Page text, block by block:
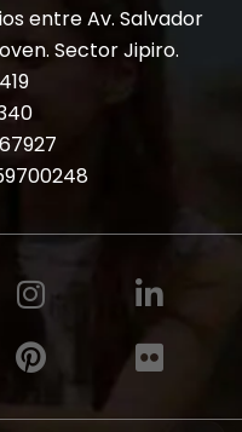
entre Av. Salvador
Sector Jipiro.